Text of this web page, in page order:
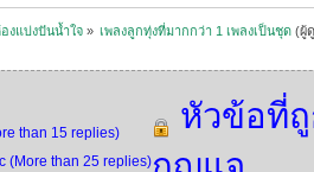
งแบ่งปันน้ำใจ» เพลงลูกทุ่งที่มากกว่า 1 เพลงเป็นชุด (ผู้
than 15 replies)
(More than 25 replies)
หัวข้อที่